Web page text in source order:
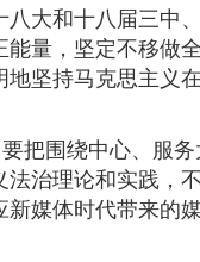
大和十八届三中
量，坚定不移做
坚持马克思主义
把围绕中心、服
治理论和实践，
媒体时代带来的